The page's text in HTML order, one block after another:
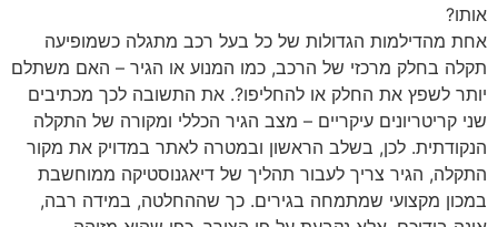
אותו?
אחת מהדילמות הגדולות של כל בעל רכב מתגלה כשמופיעה
תקלה בחלק מרכזי של הרכב, כמו המנוע או הגיר – האם משתלם
יותר לשפץ את החלק או להחליפו?. את התשובה לכך מכתיבים
שני קריטריונים עיקריים – מצב הגיר הכללי ומקורה של התקלה
הנקודתית. לכן, בשלב הראשון ובמטרה לאתר במדויק את מקור
התקלה, הגיר צריך לעבור תהליך של דיאגנוסטיקה ממוחשבת
במכון מקצועי שמתמחה בגירים. כך שההחלטה, במידה רבה,